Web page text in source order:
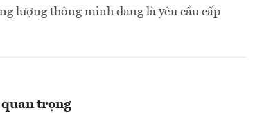
lượng thông minh đang là yêu cầu cấp
quan trọng